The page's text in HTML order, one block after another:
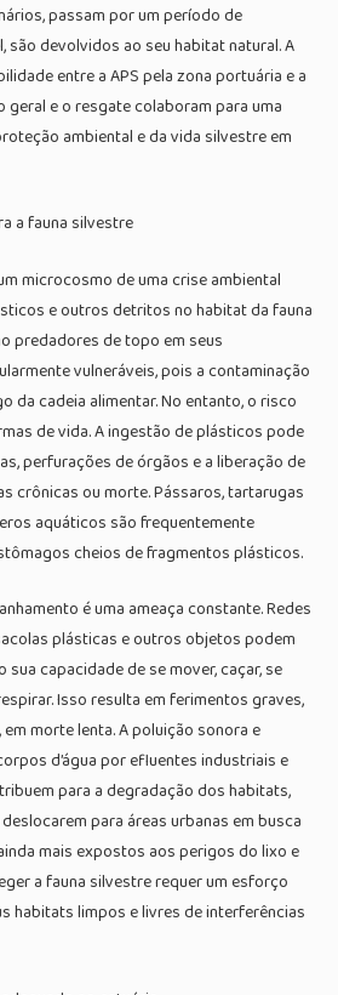
passam por um período de
são devolvidos ao seu habitat natural. A
entre a APS pela zona portuária e a
e o resgate colaboram para uma
ambiental e da vida silvestre em
a fauna silvestre
microcosmo de uma crise ambiental
e outros detritos no habitat da fauna
predadores de topo em seus
vulneráveis, pois a contaminação
da cadeia alimentar. No entanto, o risco
de vida. A ingestão de plásticos pode
perfurações de órgãos e a liberação de
crônicas ou morte. Pássaros, tartarugas
aquáticos são frequentemente
cheios de fragmentos plásticos.
é uma ameaça constante. Redes
plásticas e outros objetos podem
capacidade de se mover, caçar, se
Isso resulta em ferimentos graves,
morte lenta. A poluição sonora e
d’água por efluentes industriais e
para a degradação dos habitats,
para áreas urbanas em busca
mais expostos aos perigos do lixo e
a fauna silvestre requer um esforço
habitats limpos e livres de interferências